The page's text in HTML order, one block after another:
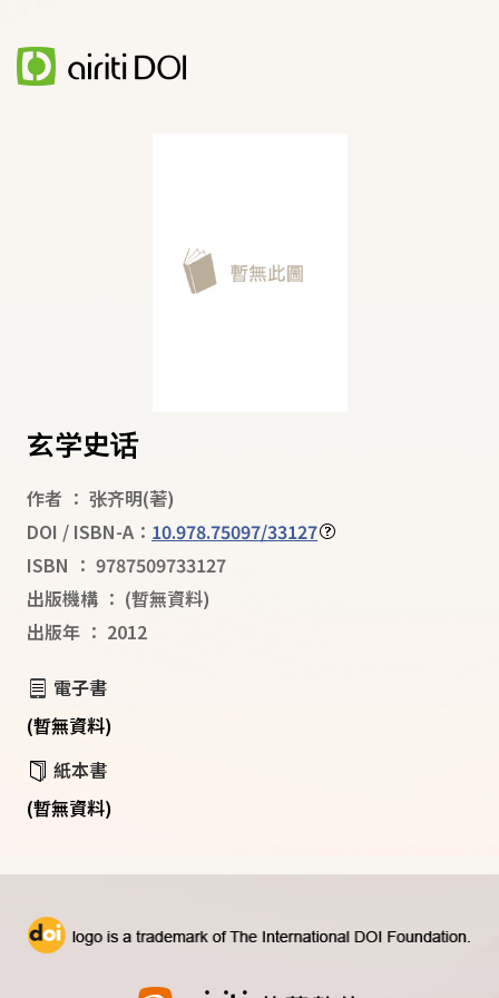
玄学史话
作者 ： 张齐明(著)
DOI / ISBN-A： 10.978.75097/33127
ISBN ： 9787509733127
出版機構 ： (暫無資料)
出版年 ： 2012
電子書
(暫無資料)
紙本書
(暫無資料)